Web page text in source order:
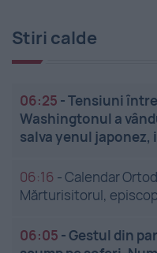
Stiri calde
06:25 -Tensiuni între
Washingtonul a
salva yenul japonez,
06:16 -Calendar
Mărturisitorul,
06:05 -Gestul din